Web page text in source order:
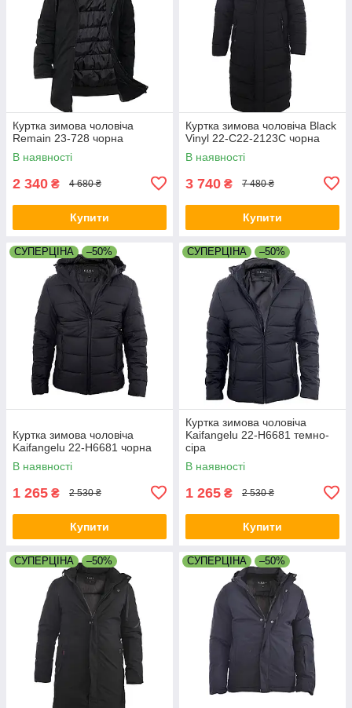
Куртка зимова чоловіча
Remain 23-728 чорна
В наявності
2 340 ₴ 4 680 ₴
Купити
Куртка зимова чоловіча Black
Vinyl 22-C22-2123C чорна
В наявності
3 740 ₴ 7 480 ₴
Купити
СУПЕРЦІНА –50%
Куртка зимова чоловіча
Kaifangelu 22-H6681 чорна
В наявності
1 265 ₴ 2 530 ₴
Купити
СУПЕРЦІНА –50%
Куртка зимова чоловіча
Kaifangelu 22-H6681 темно-
сіра
В наявності
1 265 ₴ 2 530 ₴
Купити
СУПЕРЦІНА –50% СУПЕРЦІНА –50%